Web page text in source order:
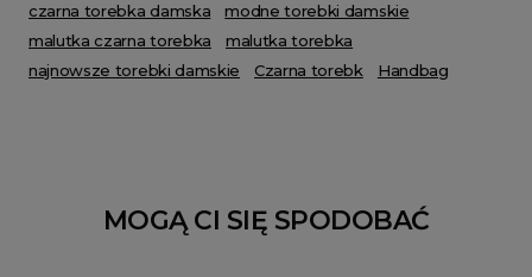
czarna torebka damska
modne torebki damskie
malutka czarna torebka
malutka torebka
najnowsze torebki damskie
Czarna torebk Handbag
MOGĄ CI SIĘ SPODOBAĆ